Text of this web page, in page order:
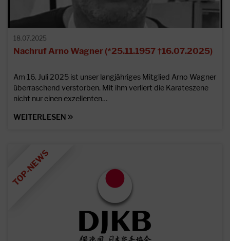
18.07.2025
Nachruf Arno Wagner (*25.11.1957 †16.07.2025)
Am 16. Juli 2025 ist unser langjähriges Mitglied Arno Wagner
überraschend verstorben. Mit ihm verliert die Karateszene
nicht nur einen exzellenten…
WEITERLESEN